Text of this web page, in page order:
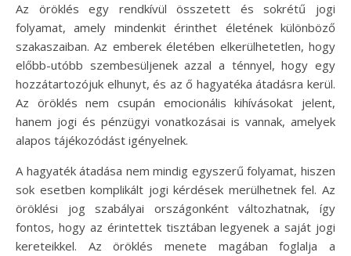
Az öröklés egy rendkívül összetett és sokrétű jogi
folyamat, amely mindenkit érinthet életének különböző
szakaszaiban. Az emberek életében elkerülhetetlen, hogy
előbb-utóbb szembesüljenek azzal a ténnyel, hogy egy
hozzátartozójuk elhunyt, és az ő hagyatéka átadásra kerül.
Az öröklés nem csupán emocionális kihívásokat jelent,
hanem jogi és pénzügyi vonatkozásai is vannak, amelyek
alapos tájékozódást igényelnek.
A hagyaték átadása nem mindig egyszerű folyamat, hiszen
sok esetben komplikált jogi kérdések merülhetnek fel. Az
öröklési jog szabályai országonként változhatnak, így
fontos, hogy az érintettek tisztában legyenek a saját jogi
kereteikkel. Az öröklés menete magában foglalja a